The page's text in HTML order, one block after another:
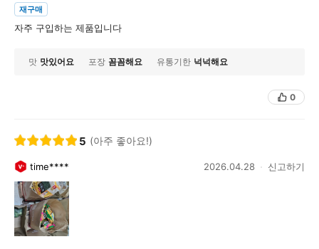
재구매
자주 구입하는 제품입니다
맛 맛있어요 포장 꼼꼼해요 유통기한 넉넉해요
0
5 (아주 좋아요!)
time**** 2026.04.28 신고하기